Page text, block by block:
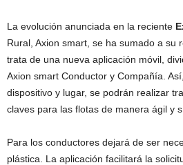
La evolución anunciada en la reciente
Rural, Axion smart, se ha sumado a su
trata de una nueva aplicación móvil,
Axion smart Conductor y Compañía.
dispositivo y lugar, se podrán realizar
claves para las flotas de manera ágil y
Para los conductores dejará de ser
plástica. La aplicación facilitará la